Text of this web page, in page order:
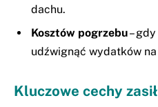
dachu.
Kosztów pogrzebu–
udźwignąć wydatków
Kluczowe cechy